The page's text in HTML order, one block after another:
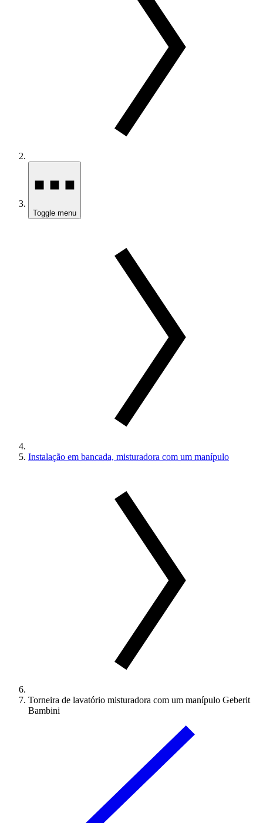
Toggle menu
Instalação em bancada, misturadora com um manípulo
Torneira de lavatório misturadora com um manípulo Geberit
Bambini